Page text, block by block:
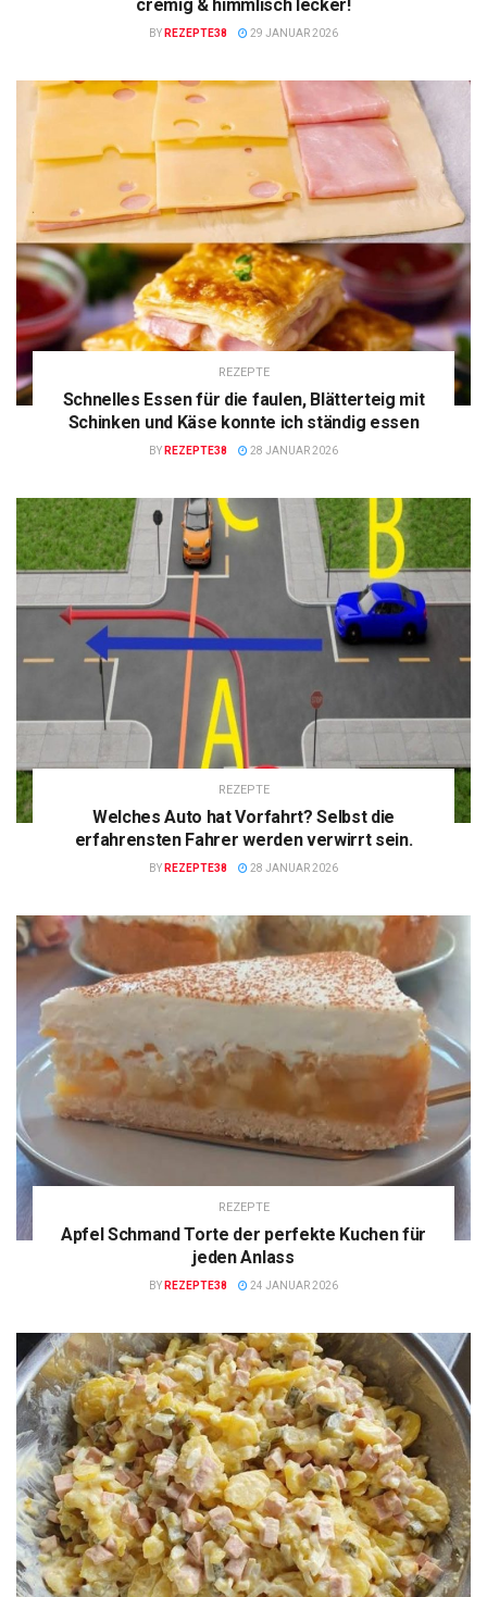
cremig & himmlisch lecker!
BY REZEPTE38 29 JANUAR 2026
REZEPTE
Schnelles Essen für die faulen, Blätterteig mit
Schinken und Käse konnte ich ständig essen
BY REZEPTE38 28 JANUAR 2026
REZEPTE
Welches Auto hat Vorfahrt? Selbst die
erfahrensten Fahrer werden verwirrt sein.
BY REZEPTE38 28 JANUAR 2026
REZEPTE
Apfel Schmand Torte der perfekte Kuchen für
jeden Anlass
BY REZEPTE38 24 JANUAR 2026